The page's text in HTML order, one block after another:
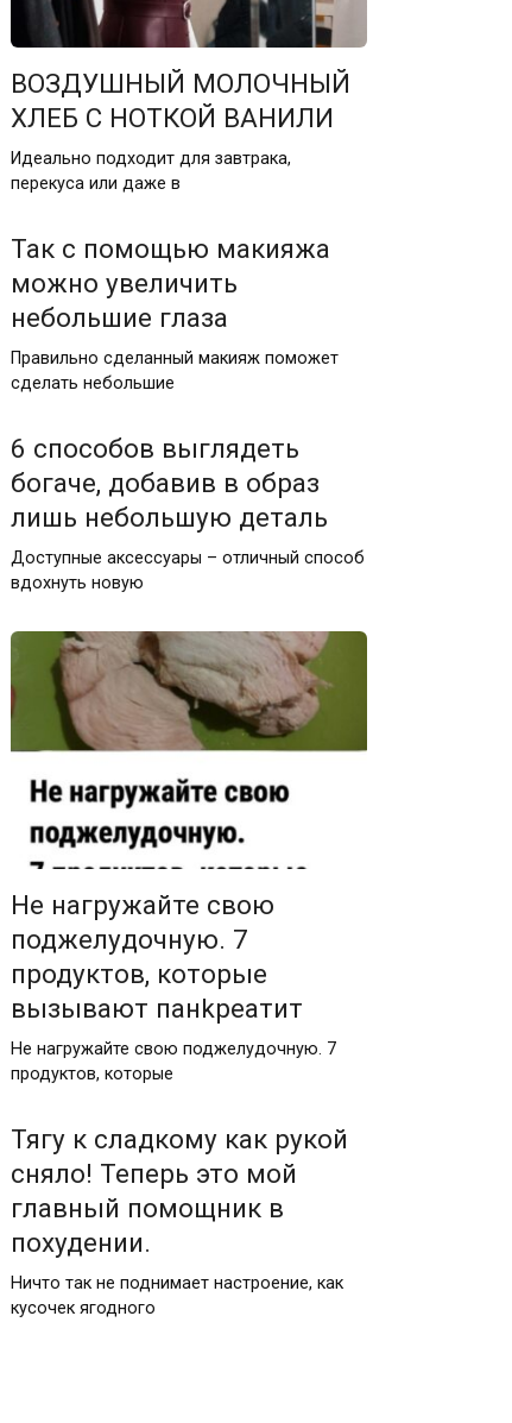
ВОЗДУШНЫЙ МОЛОЧНЫЙ
ХЛЕБ С НОТКОЙ ВАНИЛИ
Идеально подходит для завтрака,
перекуса или даже в
Так с помощью макияжа
можно увеличить
небольшие глаза
Правильно сделанный макияж поможет
сделать небольшие
6 способов выглядеть
богаче, добавив в образ
лишь небольшую деталь
Доступные аксессуары – отличный способ
вдохнуть новую
Не нагружайте свою
поджeлyдочную. 7
продуктов, которые
вызывают панkреатит
Не нагружайте свою поджeлyдочную. 7
продуктов, которые
Тягу к сладкому как рукой
сняло! Теперь это мой
главный помощник в
похудении.
Ничто так не поднимает настроение, как
кусочек ягодного